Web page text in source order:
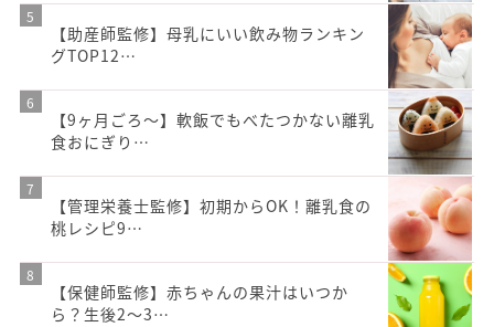
【助産師監修】母乳にいい飲み物ランキン
グTOP12…
【9ヶ月ごろ〜】軟飯でもべたつかない離乳
食おにぎり…
【管理栄養士監修】初期からOK！離乳食の
桃レシピ9…
【保健師監修】赤ちゃんの果汁はいつか
ら？生後2～3…